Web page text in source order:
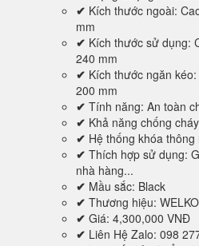
✔ Kích thước ngoài:
mm
✔ Kích thước sử dụng:
240 mm
✔ Kích thước ngăn
200 mm
✔ Tính năng: An toàn
✔ Khả năng chống
✔ Hệ thống khóa
✔ Thích hợp sử dụng:
nhà hàng...
✔ Mầu sắc: Black
✔ Thương hiệu:
✔ Giá: 4,300,000 VNĐ
✔ Liên Hệ Zalo: 098